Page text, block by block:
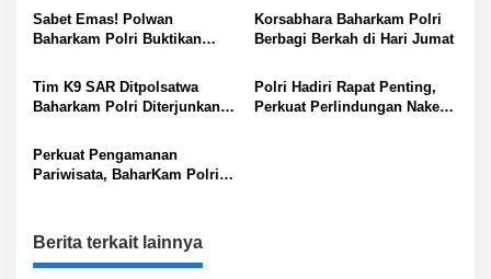
o
Pengamanan MotoGP di
Lombok Tengah
Langsung Pertamina CPP
Senoro
Sabet Emas! Polwan
Baharkam Polri Buktikan
Karate Piala Panglima TNI
Korsabhara Baharkam Polri
Berbagi Berkah di Hari Jumat
Tim K9 SAR Ditpolsatwa
Baharkam Polri Diterjunkan
Bencana Alam di NTT
Polri Hadiri Rapat Penting,
Perkuat Perlindungan Nakes
Perkuat Pengamanan
Pariwisata, BaharKam Polri
Sumut
Berita terkait lainnya